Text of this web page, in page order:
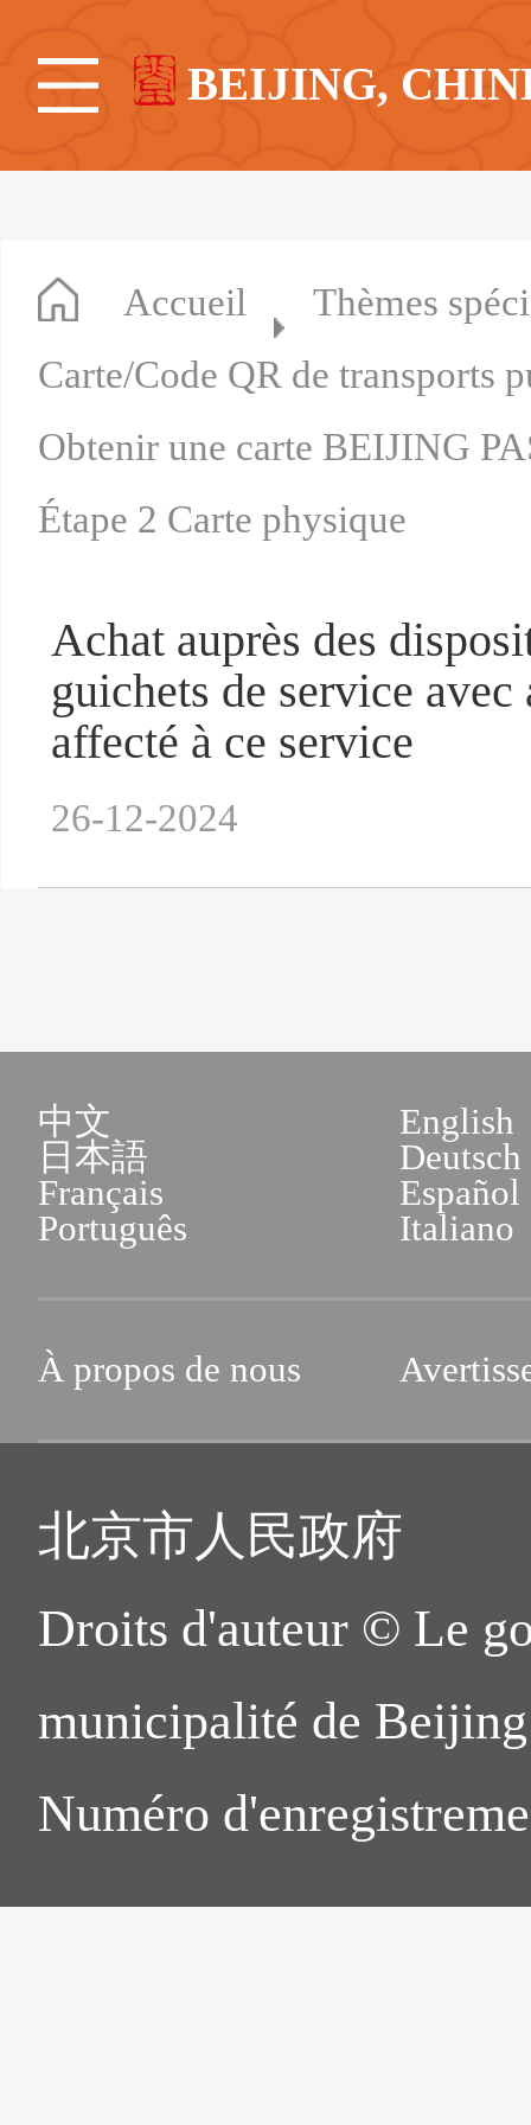
BEIJING,
Accueil
Thèmes
Carte/Code QR de transports
Obtenir une carte BEIJING
Étape 2 Carte physique
Achat auprès des
guichets de service
affecté à ce service
26-12-2024
中文
English
日本語
Deutsch
Français
Español
Português
Italiano
À propos de nous
北京市人民政府
Droits d'auteur © Le
municipalité de
Numéro